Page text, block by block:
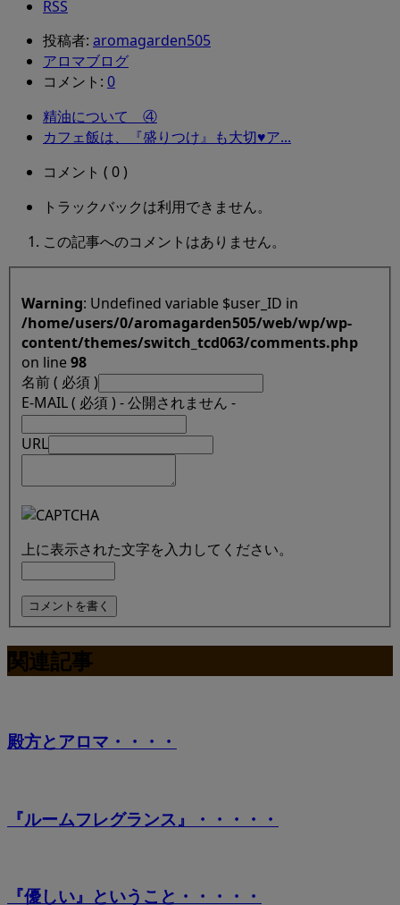
RSS
投稿者: aromagarden505
アロマブログ
コメント: 0
精油について ④
カフェ飯は、『盛りつけ』も大切♥ア...
コメント ( 0 )
トラックバックは利用できません。
この記事へのコメントはありません。
Warning : Undefined variable $user_ID in
/home/users/0/aromagarden505/web/wp/wp-
content/themes/switch_tcd063/comments.php
on line98
名前 ( 必須 )
E-MAIL ( 必須 ) - 公開されません -
URL
上に表示された文字を入力してください。
関連記事
殿方とアロマ・・・・
『ルームフレグランス』・・・・・
『優しい』ということ・・・・・